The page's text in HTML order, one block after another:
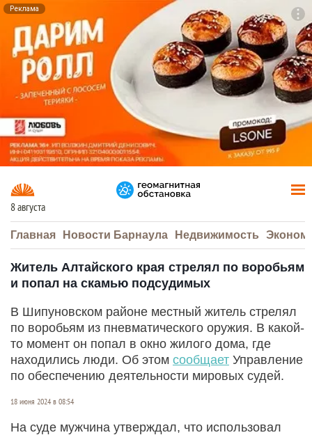
Реклама
8 августа
Главная Новости Барнаула Недвижимость
Житель Алтайского края стрелял по воробьям
и попал на скамью подсудимых
В Шипуновском районе местный житель стрелял
по воробьям из пневматического оружия. В какой-
то момент он попал в окно жилого дома, где
находились люди. Об этом сообщает Управление
по обеспечению деятельности мировых судей.
18 июня 2024 в 08:54
На суде мужчина утверждал, что использовал